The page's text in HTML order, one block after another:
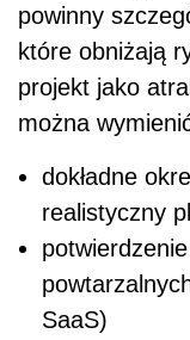
powinny
które obniżają
projekt jako
można
dokładne
realistyczny
SaaS)